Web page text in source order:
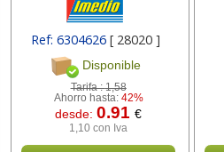
Ref: 6304626[ 28020 ]
Disponible
Tarifa :1,58
Ahorro hasta: 42%
desde:0.91€
1,10 con Iva